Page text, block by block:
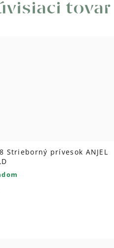
tovar
Strieborný prívesok ANJEL